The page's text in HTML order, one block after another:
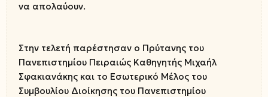
να απολαύουν.
Στην τελετή παρέστησαν ο Πρύτανης του
Πανεπιστημίου Πειραιώς Καθηγητής Μιχαήλ
Σφακιανάκης και το Εσωτερικό Μέλος του
Συμβουλίου Διοίκησης του Πανεπιστημίου